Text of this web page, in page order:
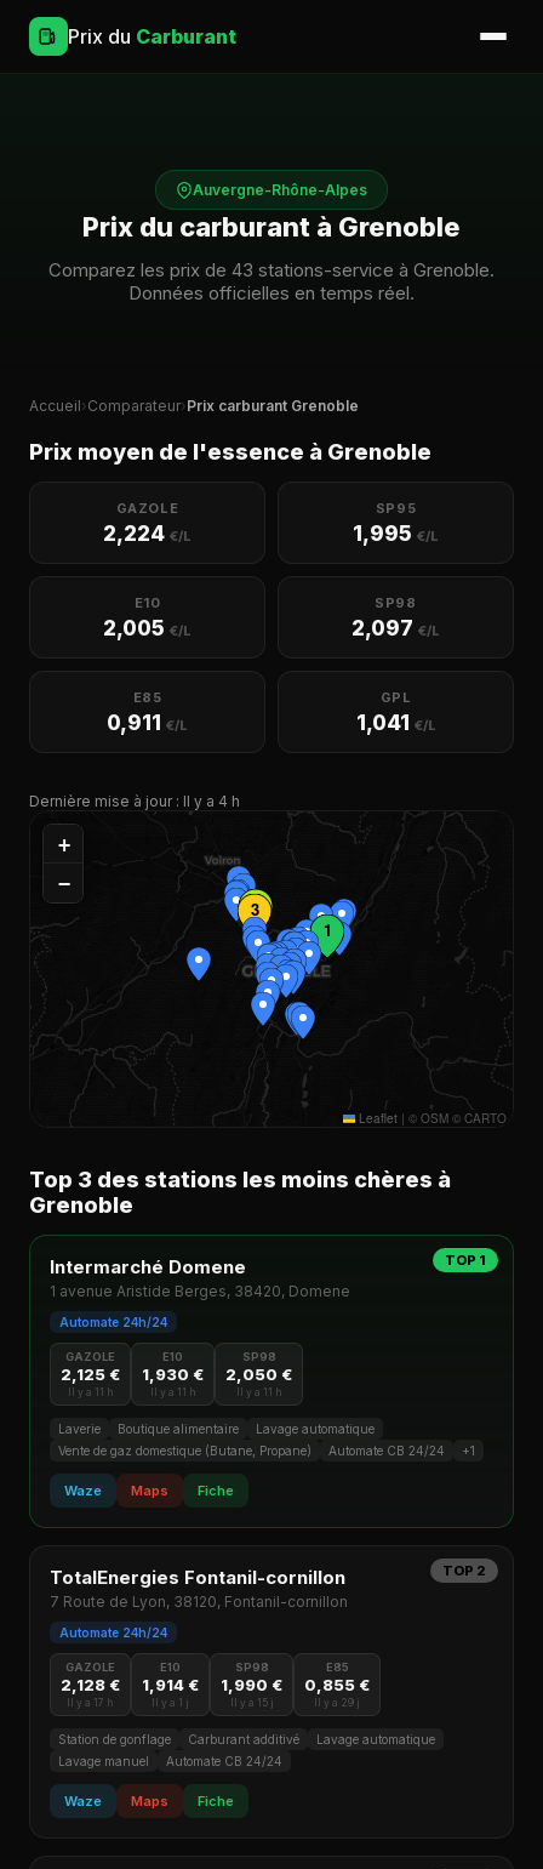
Prix du Carburant
Auvergne-Rhône-Alpes
Prix du carburant à Grenoble
Comparez les prix de 43 stations-service à Grenoble.
Données officielles en temps réel.
Accueil›Comparateur›Prix carburant Grenoble
Prix moyen de l'essence à Grenoble
GAZOLE
2,224 €/L
SP95
1,995 €/L
E10
2,005 €/L
SP98
2,097 €/L
E85
0,911 €/L
GPL
1,041 €/L
Dernière mise à jour : Il y a 4 h
1
2
3
+
−
Leaflet | © OSM © CARTO
Top 3 des stations les moins chères à
Grenoble
TOP 1
Intermarché Domene
1 avenue Aristide Berges, 38420, Domene
Automate 24h/24
GAZOLE
2,125 €
Il y a 11 h
E10
1,930 €
Il y a 11 h
SP98
2,050 €
Il y a 11 h
Laverie Boutique alimentaire
Lavage automatique
Vente de gaz domestique (Butane, Propane)
Automate CB 24/24 +1
Waze Maps Fiche
TOP 2
TotalEnergies Fontanil-cornillon
7 Route de Lyon, 38120, Fontanil-cornillon
Automate 24h/24
GAZOLE
2,128 €
Il y a 17 h
E10
1,914 €
Il y a 1 j
SP98
1,990 €
Il y a 15 j
E85
0,855 €
Il y a 29 j
Station de gonflage Carburant additivé
Lavage automatique
Lavage manuel
Automate CB 24/24
Waze Maps Fiche